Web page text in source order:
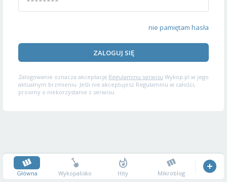
nie pamiętam hasła
ZALOGUJ SIĘ
Zalogowanie oznacza akceptację Regulaminu serwisu Wykop.pl w jego
aktualnym brzmieniu. Jeśli nie akceptujesz Regulaminu w całości,
prosimy o niekorzystanie z serwisu.
Główna Wykopalisko Hity Mikroblog